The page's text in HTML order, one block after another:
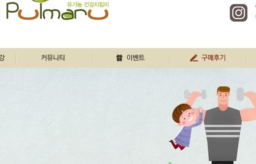
우리집 풀마루이야기
생생 구매 후기